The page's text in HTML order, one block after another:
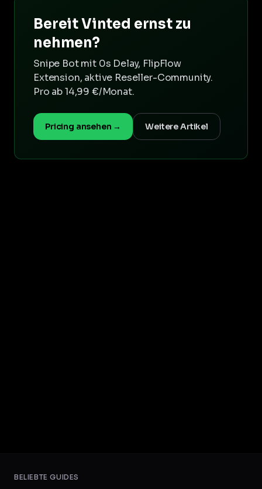
Bereit Vinted ernst zu
nehmen?
Snipe Bot mit 0s Delay, FlipFlow
Extension, aktive Reseller-Community.
Pro ab 14,99 €/Monat.
Pricing ansehen → Weitere Artikel
BELIEBTE GUIDES